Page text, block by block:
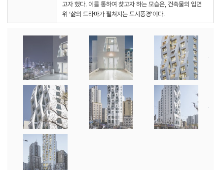
고자 했다. 이를 통하여 찾고자 하는 모습은, 건축물의 입면
위 ‘삶의 드라마가 펼쳐지는 도시풍경’이다.